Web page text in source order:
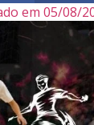
em 05/08/